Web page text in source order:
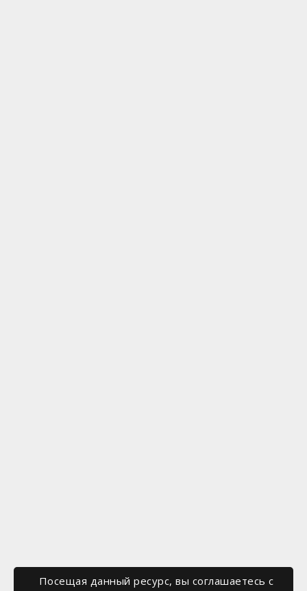
Посещая данный ресурс, вы соглашаетесь c